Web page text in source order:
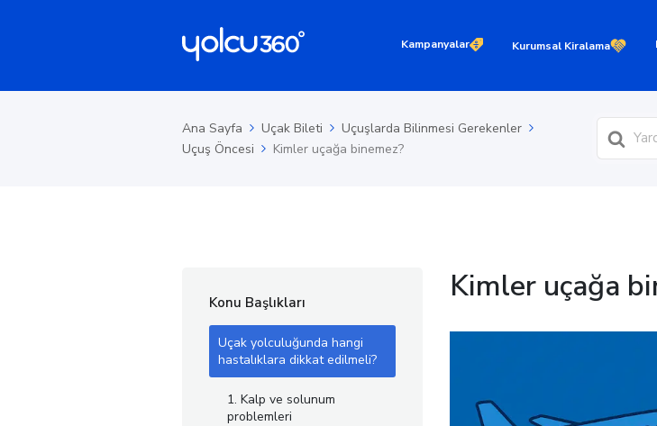
Kampanyalar Kurumsal Kiralama
Ana Sayfa Uçak Bileti
Uçuşlarda Bilinmesi Gerekenler
Uçuş Öncesi
Kimler uçağa binemez?
Ara
Konu Başlıkları
Uçak yolculuğunda hangi
hastalıklara dikkat edilmeli?
1. Kalp ve solunum
problemleri
Kimler uçağa